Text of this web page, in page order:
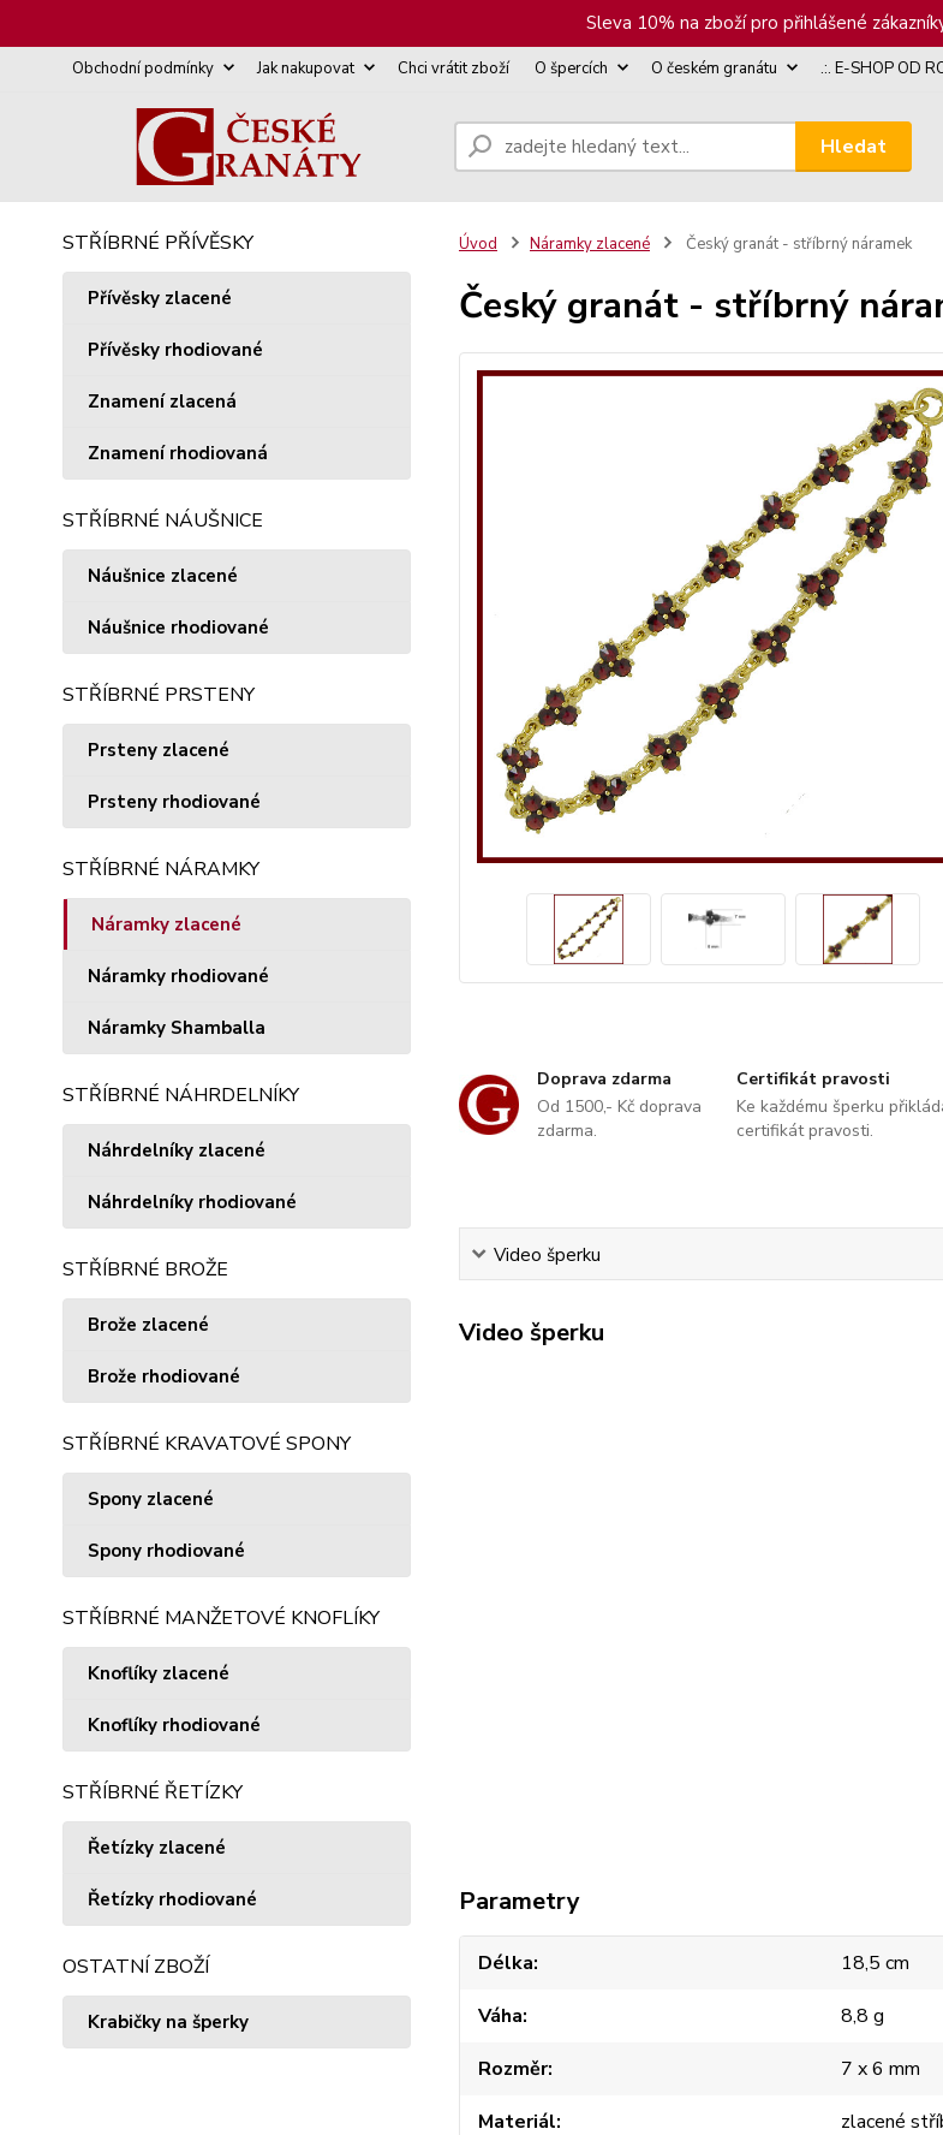
Sleva 10% na zboží pro přihlášené
Obchodní podmínky Jak nakupovat Chci vrátit zboží O špercích O českém granátu .:. E-SHOP OD
Hledat
STŘÍBRNÉ PŘÍVĚSKY
Přívěsky zlacené
Přívěsky rhodiované
Znamení zlacená
Znamení rhodiovaná
STŘÍBRNÉ NÁUŠNICE
Náušnice zlacené
Náušnice rhodiované
STŘÍBRNÉ PRSTENY
Prsteny zlacené
Prsteny rhodiované
STŘÍBRNÉ NÁRAMKY
Náramky zlacené
Náramky rhodiované
Náramky Shamballa
STŘÍBRNÉ NÁHRDELNÍKY
Náhrdelníky zlacené
Náhrdelníky rhodiované
STŘÍBRNÉ BROŽE
Brože zlacené
Brože rhodiované
STŘÍBRNÉ KRAVATOVÉ SPONY
Spony zlacené
Spony rhodiované
STŘÍBRNÉ MANŽETOVÉ KNOFLÍKY
Knoflíky zlacené
Knoflíky rhodiované
STŘÍBRNÉ ŘETÍZKY
Řetízky zlacené
Řetízky rhodiované
OSTATNÍ ZBOŽÍ
Krabičky na šperky
Úvod Náramky zlacené Český granát - stříbrný náramek
Český granát - stříbrný
Doprava zdarma
Od 1500,- Kč doprava
zdarma.
Certifikát pravosti
Ke každému šperku
certifikát pravosti.
Video šperku
Video šperku
Parametry
Délka
18,5 cm
Váha
8,8 g
Rozměr
7 x 6 mm
Materiál
zlacené